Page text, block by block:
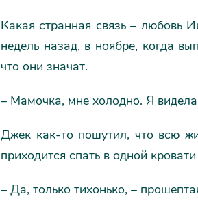
Какая странная связь – любовь
недель назад, в ноябре, когда
что они значат.
– Мамочка, мне холодно. Я
Джек как-то пошутил, что всю
приходится спать в одной
– Да, только тихонько, –